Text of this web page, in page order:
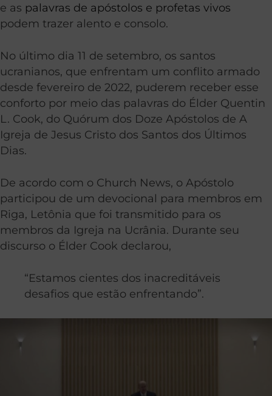
e as palavras de apóstolos e profetas vivos
podem trazer alento e consolo.
No último dia 11 de setembro, os santos
ucranianos, que enfrentam um conflito armado
desde fevereiro de 2022, puderem receber esse
conforto por meio das palavras do Élder Quentin
L. Cook, do Quórum dos Doze Apóstolos de A
Igreja de Jesus Cristo dos Santos dos Últimos
Dias.
De acordo com o Church News, o Apóstolo
participou de um devocional para membros em
Riga, Letônia que foi transmitido para os
membros da Igreja na Ucrânia. Durante seu
discurso o Élder Cook declarou,
“Estamos cientes dos inacreditáveis
desafios que estão enfrentando”.